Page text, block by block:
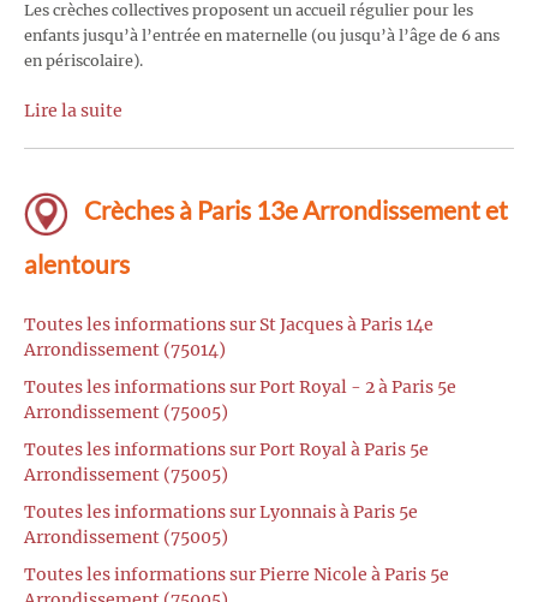
Les crèches collectives proposent un accueil régulier pour les
enfants jusqu’à l’entrée en maternelle (ou jusqu’à l’âge de 6 ans
en périscolaire).
Lire la suite
Crèches à Paris 13e Arrondissement et
alentours
Toutes les informations sur St Jacques à Paris 14e
Arrondissement (75014)
Toutes les informations sur Port Royal - 2 à Paris 5e
Arrondissement (75005)
Toutes les informations sur Port Royal à Paris 5e
Arrondissement (75005)
Toutes les informations sur Lyonnais à Paris 5e
Arrondissement (75005)
Toutes les informations sur Pierre Nicole à Paris 5e